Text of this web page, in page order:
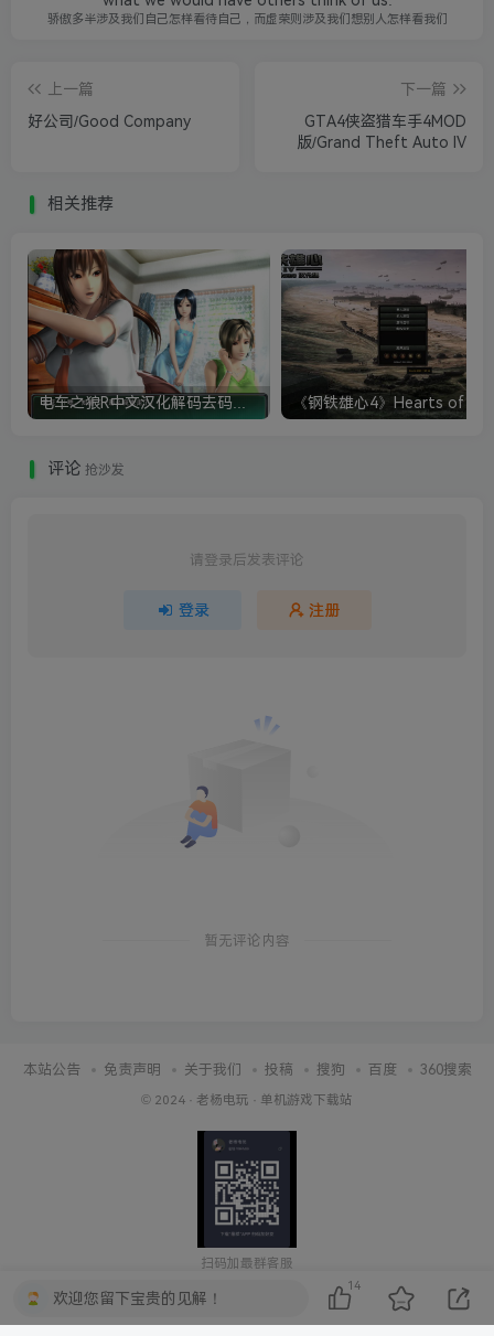
骄傲多半涉及我们自己怎样看待自己，而虚荣则涉及我们想别人怎样看我们
上一篇
好公司/Good Company
下一篇
GTA4侠盗猎车手4MOD
版/Grand Theft Auto IV
相关推荐
电车之狼R中文汉化解码去码硬盘完整破解版+MOD特典+全CG存档+攻略|修复卡顿
评论 抢沙发
请登录后发表评论
登录 注册
暂无评论内容
本站公告 免责声明 关于我们 投稿 搜狗 百度 360搜索
© 2024 · 老杨电玩 · 单机游戏下载站
扫码加最群客服
欢迎您留下宝贵的见解！
14